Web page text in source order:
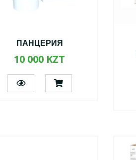
ПАНЦЕРИЯ
10 000 KZT